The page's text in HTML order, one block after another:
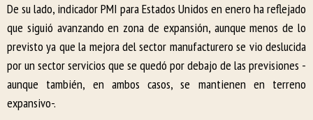
De su lado, indicador PMI para Estados Unidos en enero ha reflejado
que siguió avanzando en zona de expansión, aunque menos de lo
previsto ya que la mejora del sector manufacturero se vio deslucida
por un sector servicios que se quedó por debajo de las previsiones -
aunque también, en ambos casos, se mantienen en terreno
expansivo-.